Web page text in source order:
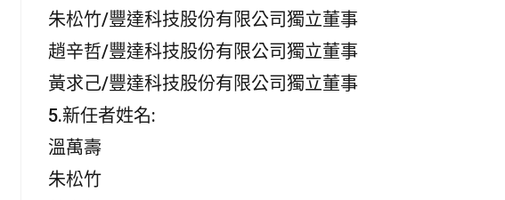
朱松竹/豐達科技股份有限公司獨立董事
趙辛哲/豐達科技股份有限公司獨立董事
黃求己/豐達科技股份有限公司獨立董事
5.新任者姓名:
溫萬壽
朱松竹